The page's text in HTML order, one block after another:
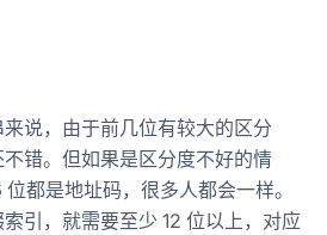
说，由于前几位有较大的区分
错。但如果是区分度不好的情
都是地址码，很多人都会一样。
引，就需要至少 12 位以上，对应